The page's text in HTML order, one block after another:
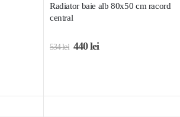
Radiator baie alb 80x50 cm racord
central
534lei 440lei